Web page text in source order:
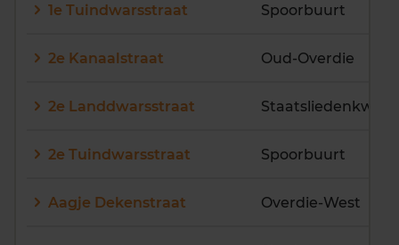
1e Tuindwarsstraat Spoorbuurt
2e Kanaalstraat Oud-Overdie
2e Landdwarsstraat
2e Tuindwarsstraat Spoorbuurt
Aagje Dekenstraat Overdie-West